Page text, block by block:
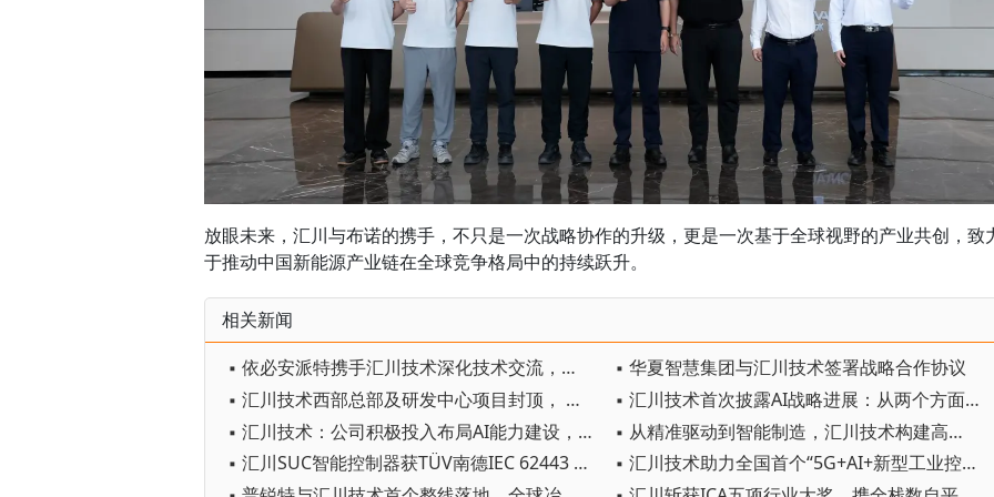
放眼未来，汇川与布诺的携手，不只是一次战略协作的升级，更是一次基于全球视野的产业共创，致
于推动中国新能源产业链在全球竞争格局中的持续跃升。
相关新闻
▪ 依必安派特携手汇川技术深化技术交流，共探产业创新未来
▪ 华夏智慧集团与汇川技术签署战略合作协议
▪ 汇川技术西部总部及研发中心项目封顶， 西安研产一体化布局再启新程
▪ 汇川技术首次披露AI战略进展：从两个方面推动“AI业务化”落地
▪ 汇川技术：公司积极投入布局AI能力建设，AI与自动化业务的结合为公司发展的核心战略之一
▪ 从精准驱动到智能制造，汇川技术构建高端铝加工全链智控新方案
▪ 汇川SUC智能控制器获TÜV南德IEC 62443 IECEE CB 双认证，共建全球工控网络安全标杆
▪ 汇川技术助力全国首个“5G+AI+新型工业控制”工厂落地，携手生态伙伴共铸智造新标杆